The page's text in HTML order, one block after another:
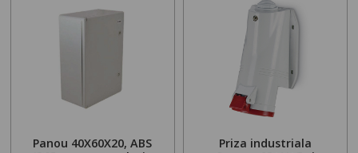
Panou 40X60X20, ABS
Priza industriala